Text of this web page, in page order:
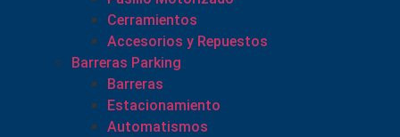
Cerramientos
Accesorios y Repuestos
Barreras Parking
Barreras
Estacionamiento
Automatismos